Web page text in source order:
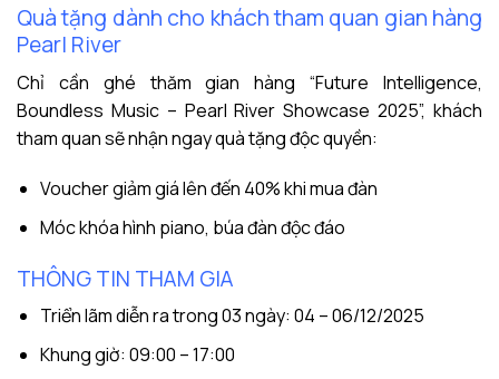
Quà tặng dành cho khách tham quan gian hàng
Pearl River
Chỉ cần ghé thăm gian hàng “Future Intelligence,
Boundless Music – Pearl River Showcase 2025”, khách
tham quan sẽ nhận ngay quà tặng độc quyền:
Voucher giảm giá lên đến 40% khi mua đàn
Móc khóa hình piano, búa đàn độc đáo
THÔNG TIN THAM GIA
Triển lãm diễn ra trong 03 ngày: 04 – 06/12/2025
Khung giờ: 09:00 – 17:00